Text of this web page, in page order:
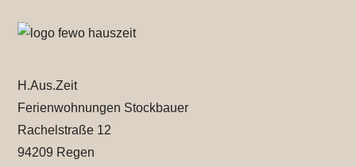
H.Aus.Zeit
Ferienwohnungen Stockbauer
Rachelstraße 12
94209 Regen